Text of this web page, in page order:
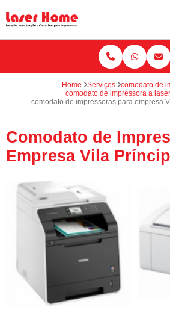
Home Serviços
comodato de
comodato de impressora a
comodato de impressoras para empresa
Comodato de
Empresa Vila